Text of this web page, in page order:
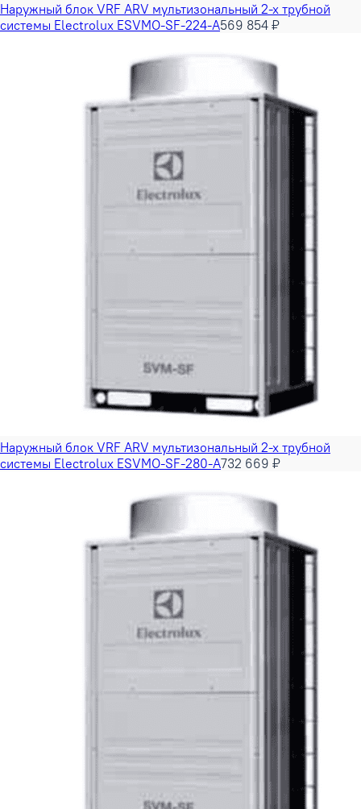
Наружный блок VRF ARV мультизональный 2-х трубной
системы Electrolux ESVMO-SF-224-A569 854 ₽
Наружный блок VRF ARV мультизональный 2-х трубной
системы Electrolux ESVMO-SF-280-A732 669 ₽